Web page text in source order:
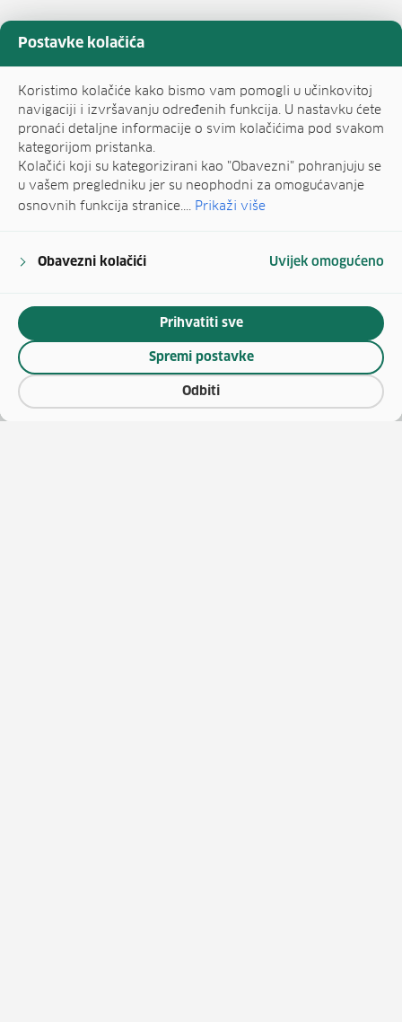
Postavke kolačića
Koristimo kolačiće kako bismo vam pomogli u učinkovitoj
navigaciji i izvršavanju određenih funkcija. U nastavku ćete
pronaći detaljne informacije o svim kolačićima pod svakom
kategorijom pristanka.
Kolačići koji su kategorizirani kao "Obavezni" pohranjuju se
u vašem pregledniku jer su neophodni za omogućavanje
osnovnih funkcija stranice.... Prikaži više
Obavezni kolačići Uvijek omogućeno
Odbiti
Spremi postavke
Prihvatiti sve